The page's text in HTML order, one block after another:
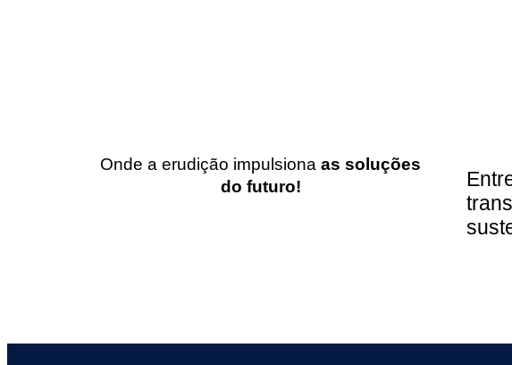
Onde a erudição impulsionaas soluções
do futuro!